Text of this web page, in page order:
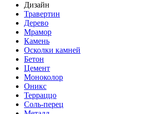
Дизайн
Травертин
Дерево
Мрамор
Камень
Осколки камней
Бетон
Цемент
Моноколор
Оникс
Терраццо
Соль-перец